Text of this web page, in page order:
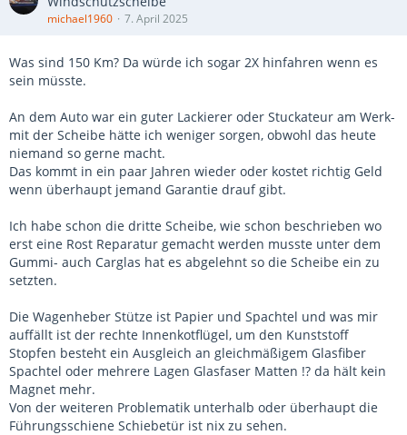
michael1960 7. April 2025
Was sind 150 Km? Da würde ich sogar 2X hinfahren wenn es
sein müsste.
An dem Auto war ein guter Lackierer oder Stuckateur am Werk-
mit der Scheibe hätte ich weniger sorgen, obwohl das heute
niemand so gerne macht.
Das kommt in ein paar Jahren wieder oder kostet richtig Geld
wenn überhaupt jemand Garantie drauf gibt.
Ich habe schon die dritte Scheibe, wie schon beschrieben wo
erst eine Rost Reparatur gemacht werden musste unter dem
Gummi- auch Carglas hat es abgelehnt so die Scheibe ein zu
setzten.
Die Wagenheber Stütze ist Papier und Spachtel und was mir
auffällt ist der rechte Innenkotflügel, um den Kunststoff
Stopfen besteht ein Ausgleich an gleichmäßigem Glasfiber
Spachtel oder mehrere Lagen Glasfaser Matten !? da hält kein
Magnet mehr.
Von der weiteren Problematik unterhalb oder überhaupt die
Führungsschiene Schiebetür ist nix zu sehen.